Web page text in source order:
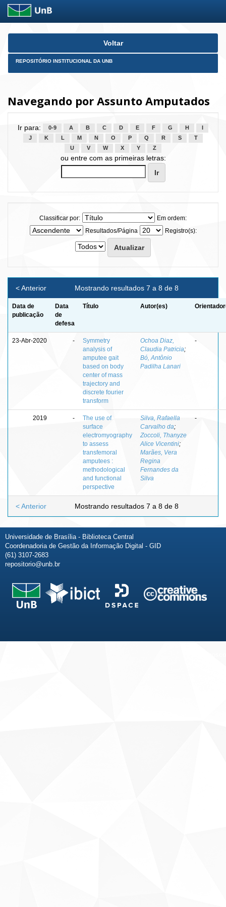
Skip
Voltar
REPOSITÓRIO INSTITUCIONAL DA UNB
Navegando por Assunto Amputados
Ir para: 0-9 A B C D E F G H
J
K L M N O P Q R S
T
U
V W X Y Z
ou entre com as primeiras letras:
Classificar por:
Em ordem:
Resultados/Página
Registro(s):
Mostrando resultados 7 a 8 de 8
< Anterior
Data de
publicação
Data
de
defesa
Título Autor(es)
23-Abr-2020 -
Symmetry
analysis of
amputee gait
based on body
center of mass
trajectory and
discrete fourier
transform
Ochoa Diaz,
Claudia Patricia;
Bó, Antônio
Padilha Lanari
-
2019 -
The use of
surface
electromyography
to assess
transfemoral
amputees :
methodological
and functional
perspective
Silva, Rafaella
Carvalho da;
Zoccoli, Thanyze
Alice Vicentini;
Marães, Vera
Regina
Fernandes da
Silva
-
Mostrando resultados 7 a 8 de 8
< Anterior
Universidade de Brasília - Biblioteca Central
Coordenadoria de Gestão da Informação Digital - GID
(61) 3107-2683
repositorio@unb.br